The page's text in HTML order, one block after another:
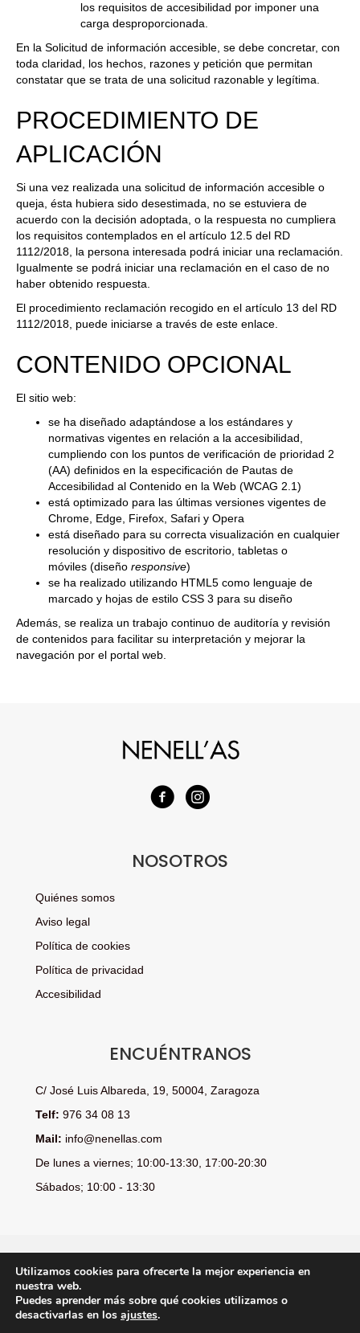
los requisitos de accesibilidad por imponer una
carga desproporcionada.
En la Solicitud de información accesible, se debe concretar, con
toda claridad, los hechos, razones y petición que permitan
constatar que se trata de una solicitud razonable y legítima.
PROCEDIMIENTO DE
APLICACIÓN
Si una vez realizada una solicitud de información accesible o
queja, ésta hubiera sido desestimada, no se estuviera de
acuerdo con la decisión adoptada, o la respuesta no cumpliera
los requisitos contemplados en el artículo 12.5 del RD
1112/2018, la persona interesada podrá iniciar una reclamación.
Igualmente se podrá iniciar una reclamación en el caso de no
haber obtenido respuesta.
El procedimiento reclamación recogido en el artículo 13 del RD
1112/2018, puede iniciarse a través de este enlace
CONTENIDO OPCIONAL
El sitio web:
se ha diseñado adaptándose a los estándares y
normativas vigentes en relación a la accesibilidad,
cumpliendo con los puntos de verificación de prioridad 2
(AA) definidos en la especificación de Pautas de
Accesibilidad al Contenido en la Web (WCAG 2.1)
está optimizado para las últimas versiones vigentes de
Chrome, Edge, Firefox, Safari y Opera
está diseñado para su correcta visualización en cualquier
resolución y dispositivo de escritorio, tabletas o
móviles (diseño responsive)
se ha realizado utilizando HTML5 como lenguaje de
marcado y hojas de estilo CSS 3 para su diseño
Además, se realiza un trabajo continuo de auditoría y revisión
de contenidos para facilitar su interpretación y mejorar la
navegación por el portal web.
NOSOTROS
Quiénes somos
Aviso legal
Política de cookies
Política de privacidad
Accesibilidad
ENCUÉNTRANOS
C/ José Luis Albareda, 19, 50004, Zaragoza
Telf: 976 34 08 13
Mail: info@nenellas.com
De lunes a viernes; 10:00-13:30, 17:00-20:30
Sábados; 10:00 - 13:30
PROGRAMA KIT DIGITAL COFINANCIADO POR LOS FONDOS
NEXT GENERATION (EU) DEL MECANISMO DE
RECUPERACIÓN Y RESILENCIA
Utilizamos cookies para ofrecerte la mejor experiencia en
nuestra web.
Puedes aprender más sobre qué cookies utilizamos o
desactivarlas en los ajustes.